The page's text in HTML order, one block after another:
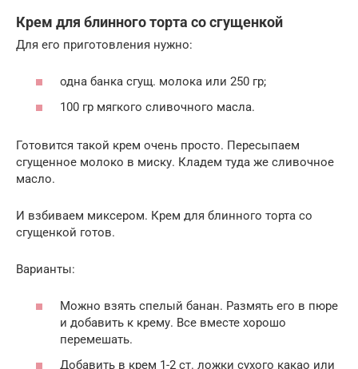
Крем для блинного торта со сгущенкой
Для его приготовления нужно:
одна банка сгущ. молока или 250 гр;
100 гр мягкого сливочного масла.
Готовится такой крем очень просто. Пересыпаем
сгущенное молоко в миску. Кладем туда же сливочное
масло.
И взбиваем миксером. Крем для блинного торта со
сгущенкой готов.
Варианты:
Можно взять спелый банан. Размять его в пюре
и добавить к крему. Все вместе хорошо
перемешать.
Добавить в крем 1-2 ст. ложки сухого какао или